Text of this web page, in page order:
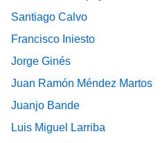
Santiago Calvo
Francisco Iniesto
Jorge Ginés
Juan Ramón Méndez Martos
Juanjo Bande
Luis Miguel Larriba